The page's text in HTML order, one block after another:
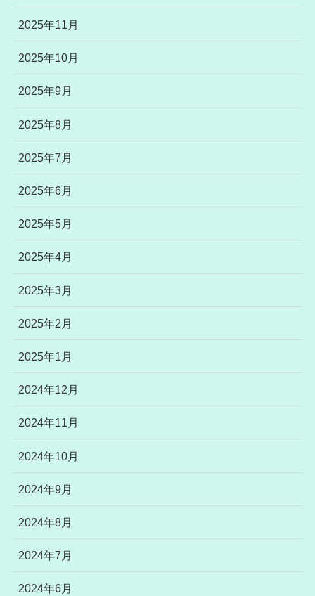
2025年11月
2025年10月
2025年9月
2025年8月
2025年7月
2025年6月
2025年5月
2025年4月
2025年3月
2025年2月
2025年1月
2024年12月
2024年11月
2024年10月
2024年9月
2024年8月
2024年7月
2024年6月